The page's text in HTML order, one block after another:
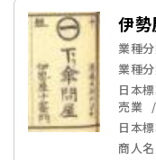
伊勢
業種
業種分
日本
売業
日本
商人